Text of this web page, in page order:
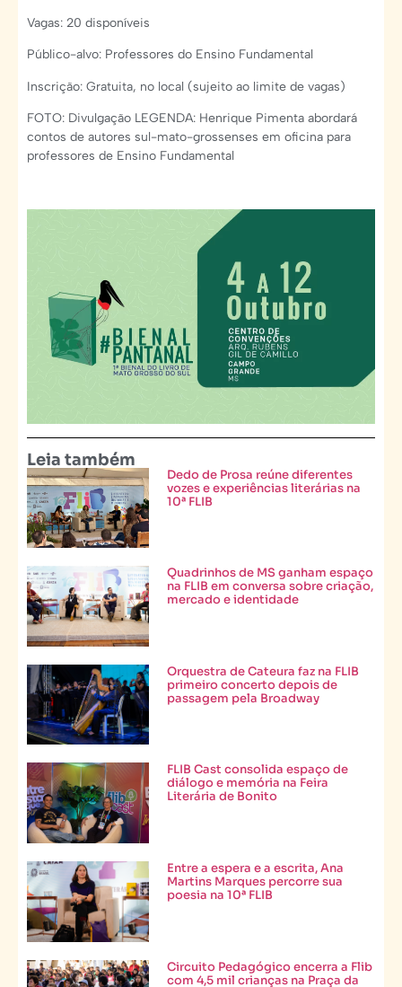
Vagas: 20 disponíveis
Público-alvo: Professores do Ensino Fundamental
Inscrição: Gratuita, no local (sujeito ao limite de vagas)
FOTO: Divulgação LEGENDA: Henrique Pimenta abordará
contos de autores sul-mato-grossenses em oficina para
professores de Ensino Fundamental
Leia também
Dedo de Prosa reúne diferentes
vozes e experiências literárias na
10ª FLIB
Quadrinhos de MS ganham espaço
na FLIB em conversa sobre criação,
mercado e identidade
Orquestra de Cateura faz na FLIB
primeiro concerto depois de
passagem pela Broadway
FLIB Cast consolida espaço de
diálogo e memória na Feira
Literária de Bonito
Entre a espera e a escrita, Ana
Martins Marques percorre sua
poesia na 10ª FLIB
Circuito Pedagógico encerra a Flib
com 4,5 mil crianças na Praça da